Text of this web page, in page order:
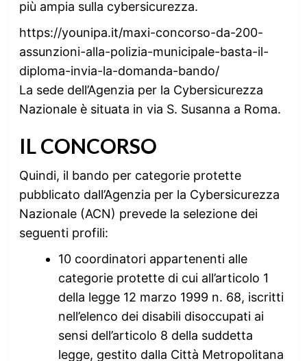
più ampia sulla cybersicurezza.
https://younipa.it/maxi-concorso-da-200-
assunzioni-alla-polizia-municipale-basta-il-
diploma-invia-la-domanda-bando/
La sede dell’Agenzia per la Cybersicurezza
Nazionale è situata in via S. Susanna a Roma.
IL CONCORSO
Quindi, il bando per categorie protette
pubblicato dall’Agenzia per la Cybersicurezza
Nazionale (ACN) prevede la selezione dei
seguenti profili:
10 coordinatori appartenenti alle
categorie protette di cui all’articolo 1
della legge 12 marzo 1999 n. 68, iscritti
nell’elenco dei disabili disoccupati ai
sensi dell’articolo 8 della suddetta
legge, gestito dalla Città Metropolitana